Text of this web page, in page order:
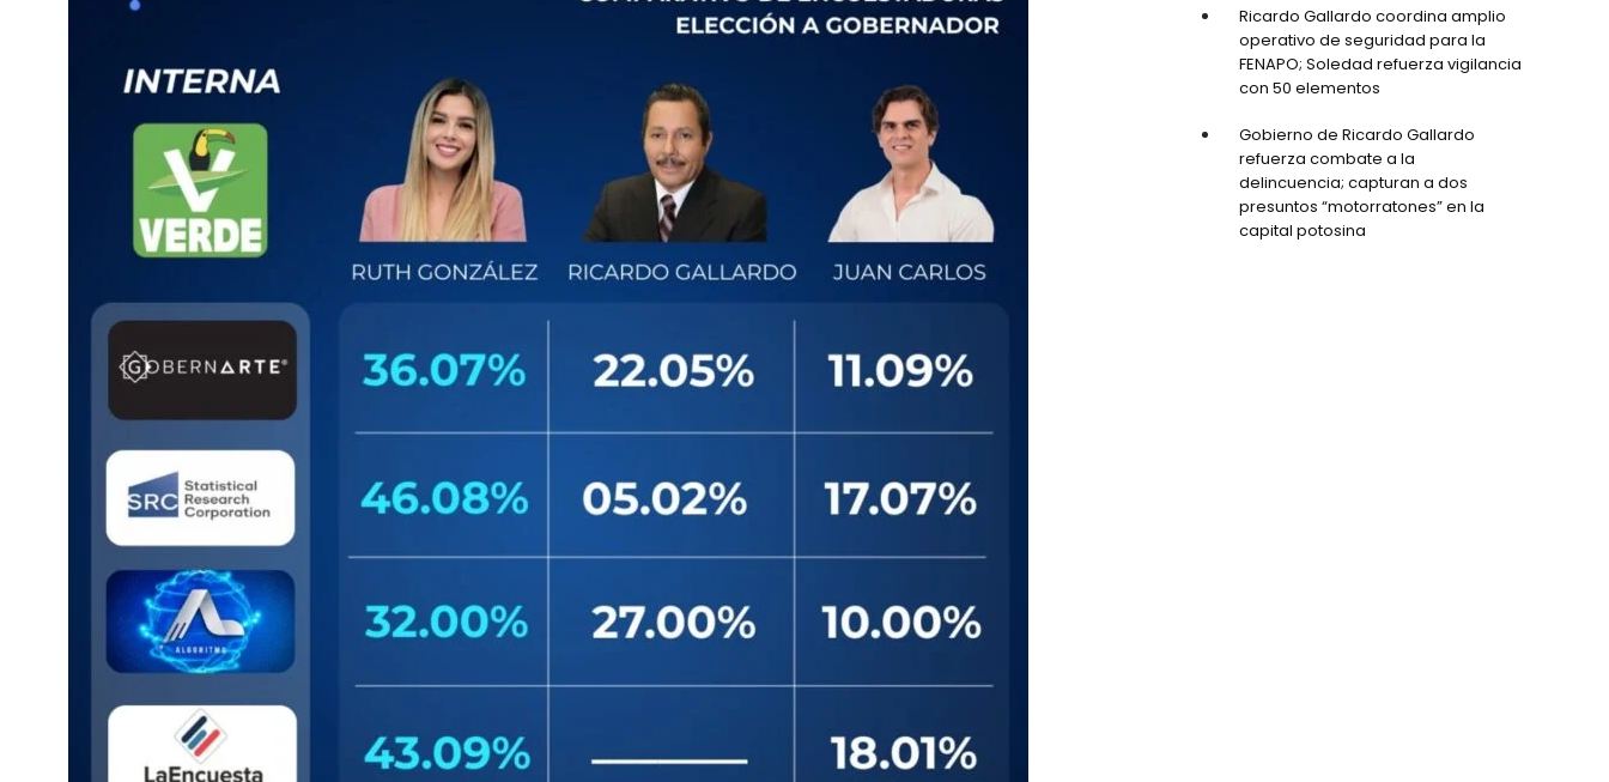
Ricardo Gallardo coordina amplio
operativo de seguridad para la
FENAPO; Soledad refuerza vigilancia
con 50 elementos
Gobierno de Ricardo Gallardo
refuerza combate a la
delincuencia; capturan a dos
presuntos “motorratones” en la
capital potosina